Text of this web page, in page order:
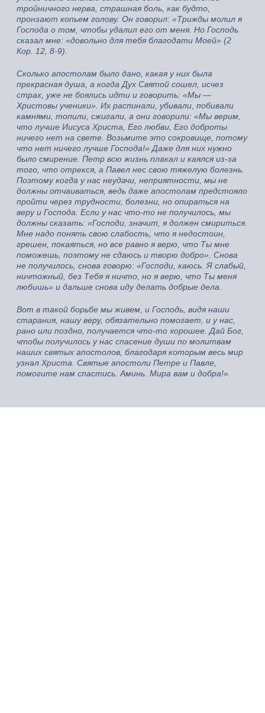
тройничного нерва, страшная боль, как будто,
пронзают копьем голову. Он говорил: «Трижды молил я
Господа о том, чтобы удалил его от меня. Но Господь
сказал мне: «довольно для тебя благодати Моей» (2
Кор. 12, 8-9).
Сколько апостолам было дано, какая у них была
прекрасная душа, а когда Дух Святой сошел, исчез
страх, уже не боялись идти и говорить: «Мы —
Христовы ученики». Их распинали, убивали, побивали
камнями, топили, сжигали, а они говорили: «Мы верим,
что лучше Иисуса Христа, Его любви, Его доброты
ничего нет на свете. Возьмите это сокровище, потому
что нет ничего лучше Господа!» Даже для них нужно
было смирение. Петр всю жизнь плакал и каялся из-за
того, что отрекся, а Павел нес свою тяжелую болезнь.
Поэтому когда у нас неудачи, неприятности, мы не
должны отчаиваться, ведь даже апостолам предстояло
пройти через трудности, болезни, но опираться на
веру и Господа. Если у нас что-то не получилось, мы
должны сказать: «Господи, значит, я должен смириться.
Мне надо понять свою слабость, что я недостоин,
грешен, покаяться, но все равно я верю, что Ты мне
поможешь, поэтому не сдаюсь и творю добро». Снова
не получилось, снова говорю: «Господи, каюсь. Я слабый,
ничтожный, без Тебя я ничто, но я верю, что Ты меня
любишь» и дальше снова иду делать добрые дела.
Вот в такой борьбе мы живем, и Господь, видя наши
старания, нашу веру, обязательно помогает, и у нас,
рано или поздно, получается что-то хорошее. Дай Бог,
чтобы получилось у нас спасение души по молитвам
наших святых апостолов, благодаря которым весь мир
узнал Христа. Святые апостоли Петре и Павле,
помогите нам спастись. Аминь. Мира вам и добра!».